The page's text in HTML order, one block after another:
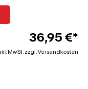
36,95 €*
MwSt. zzgl. Versandkosten